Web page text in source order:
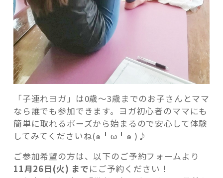
「子連れヨガ」は0歳〜3歳までのお子さんとママ
なら誰でも参加できます。ヨガ初心者のママにも
簡単に取れるポーズから始まるので安心して体験
してみてくださいね(๑╹ω╹๑ )♪
ご参加希望の方は、以下のご予約フォームより
11月26日(火) までにご予約ください！